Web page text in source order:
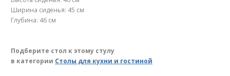
Ширина сиденья: 45 см
Глубина: 46 см
Подберите стол к этому стулу
в категории Столы для кухни и гостиной